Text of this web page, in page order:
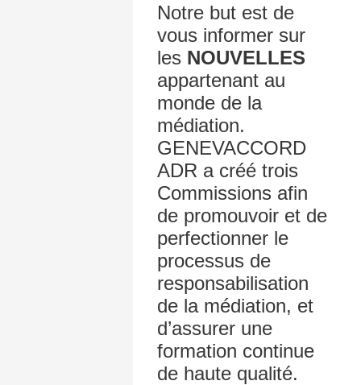
Notre but est de
vous informer sur
les NOUVELLES
appartenant au
monde de la
médiation.
GENEVACCORD
ADR a créé trois
Commissions afin
de promouvoir et de
perfectionner le
processus de
responsabilisation
de la médiation, et
d’assurer une
formation continue
de haute qualité.